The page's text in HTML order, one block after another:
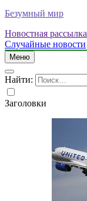
Безумный мир
Новостная рассылка
Случайные новости
Меню
Найти:
Заголовки